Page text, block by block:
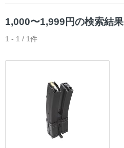
1,000〜1,999円の検索結果
1 - 1 / 1件